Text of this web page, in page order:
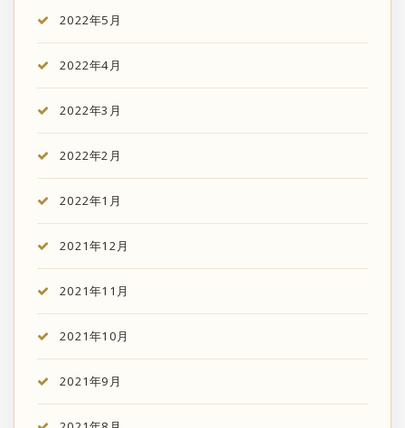
2022年5月
2022年4月
2022年3月
2022年2月
2022年1月
2021年12月
2021年11月
2021年10月
2021年9月